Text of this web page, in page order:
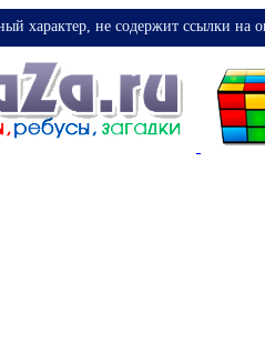
характер, не содержит ссылки на